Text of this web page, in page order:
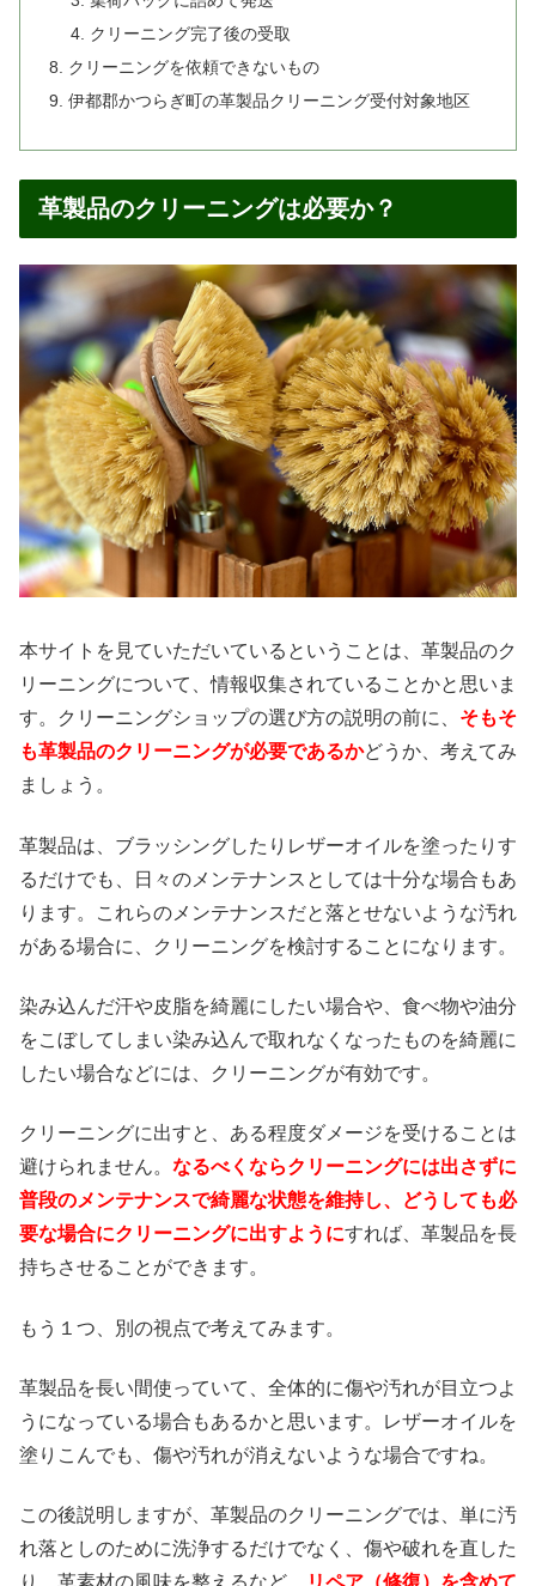
クリーニング完了後の受取
クリーニングを依頼できないもの
伊都郡かつらぎ町の革製品クリーニング受付対象地区
革製品のクリーニングは必要か？
本サイトを見ていただいているということは、革製品のク
リーニングについて、情報収集されていることかと思いま
す。クリーニングショップの選び方の説明の前に、 そもそ
も革製品のクリーニングが必要であるかどうか、考えてみ
ましょう。
革製品は、ブラッシングしたりレザーオイルを塗ったりす
るだけでも、日々のメンテナンスとしては十分な場合もあ
ります。これらのメンテナンスだと落とせないような汚れ
がある場合に、クリーニングを検討することになります。
染み込んだ汗や皮脂を綺麗にしたい場合や、食べ物や油分
をこぼしてしまい染み込んで取れなくなったものを綺麗に
したい場合などには、クリーニングが有効です。
クリーニングに出すと、ある程度ダメージを受けることは
避けられません。 なるべくならクリーニングには出さずに
普段のメンテナンスで綺麗な状態を維持し、どうしても必
要な場合にクリーニングに出すようにすれば、革製品を長
持ちさせることができます。
もう１つ、別の視点で考えてみます。
革製品を長い間使っていて、全体的に傷や汚れが目立つよ
うになっている場合もあるかと思います。レザーオイルを
塗りこんでも、傷や汚れが消えないような場合ですね。
この後説明しますが、革製品のクリーニングでは、単に汚
れ落としのために洗浄するだけでなく、傷や破れを直した